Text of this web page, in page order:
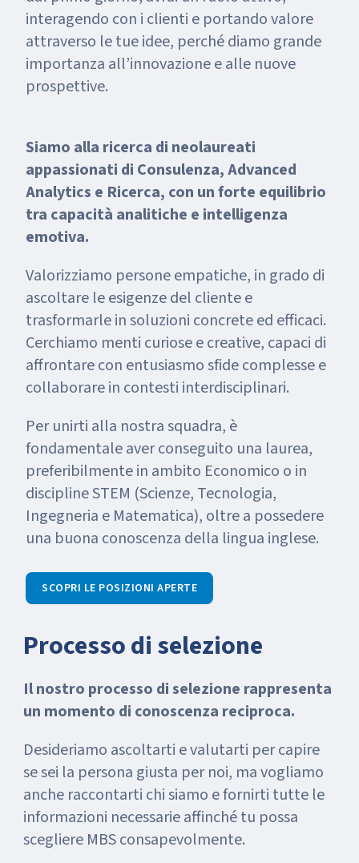
interagendo con i clienti e portando valore
attraverso le tue idee, perché diamo grande
importanza all’innovazione e alle nuove
prospettive.
Siamo alla ricerca di neolaureati
appassionati di Consulenza, Advanced
Analytics e Ricerca, con un forte equilibrio
tra capacità analitiche e intelligenza
emotiva.
Valorizziamo persone empatiche, in grado di
ascoltare le esigenze del cliente e
trasformarle in soluzioni concrete ed efficaci.
Cerchiamo menti curiose e creative, capaci di
affrontare con entusiasmo sfide complesse e
collaborare in contesti interdisciplinari.
Per unirti alla nostra squadra, è
fondamentale aver conseguito una laurea,
preferibilmente in ambito Economico o in
discipline STEM (Scienze, Tecnologia,
Ingegneria e Matematica), oltre a possedere
una buona conoscenza della lingua inglese.
SCOPRI LE POSIZIONI APERTE
Processo di selezione
Il nostro processo di selezione rappresenta
un momento di conoscenza reciproca.
Desideriamo ascoltarti e valutarti per capire
se sei la persona giusta per noi, ma vogliamo
anche raccontarti chi siamo e fornirti tutte le
informazioni necessarie affinché tu possa
scegliere MBS consapevolmente.